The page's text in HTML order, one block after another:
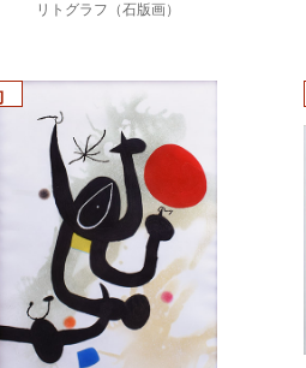
リトグラフ（石版画）